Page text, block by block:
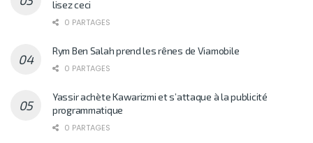
lisez ceci
0 PARTAGES
Rym Ben Salah prend les rênes de Viamobile
0 PARTAGES
Yassir achète Kawarizmi et s’attaque à la publicité
programmatique
0 PARTAGES